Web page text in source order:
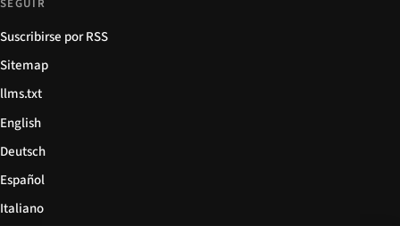
SEGUIR
Suscribirse por RSS
Sitemap
llms.txt
English
Deutsch
Español
Italiano